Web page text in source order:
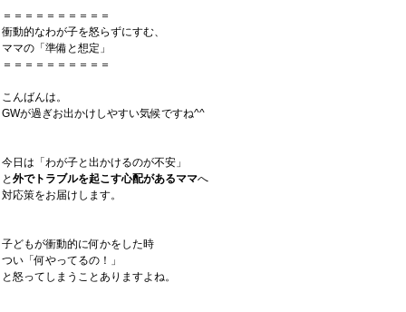
＝＝＝＝＝＝＝＝＝＝
衝動的なわが子を怒らずにすむ、
ママの「準備と想定」
＝＝＝＝＝＝＝＝＝＝
こんばんは。
GWが過ぎお出かけしやすい気候ですね^^
今日は「わが子と出かけるのが不安」
と外でトラブルを起こす心配があるママへ
対応策をお届けします。
子どもが衝動的に何かをした時
つい「何やってるの！」
と怒ってしまうことありますよね。